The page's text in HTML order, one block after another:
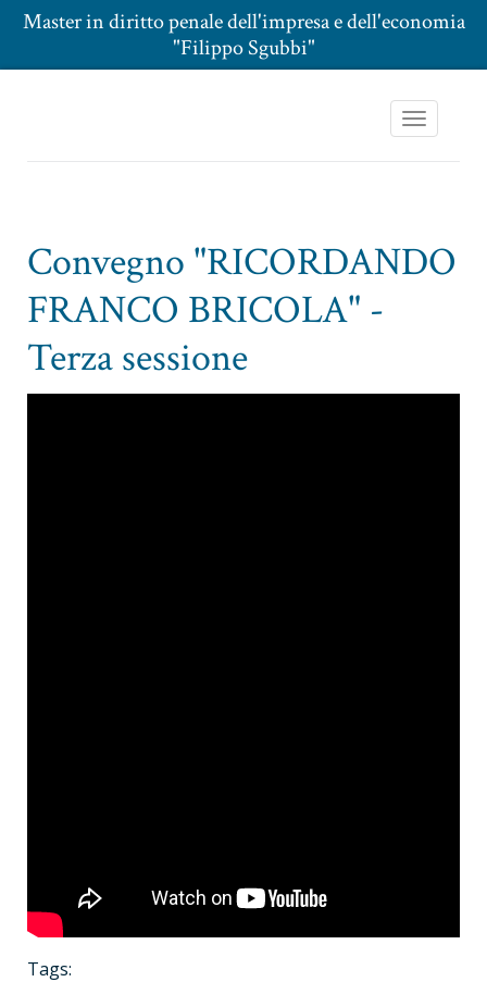
Master in diritto penale dell'impresa e dell'economia
"Filippo Sgubbi"
Toggle
Convegno "RICORDANDO
FRANCO BRICOLA" -
Terza sessione
Tags: